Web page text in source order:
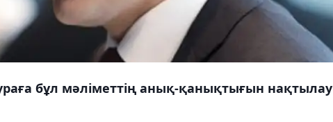
бұл мәліметтің анық-қанықтығын нақтылау